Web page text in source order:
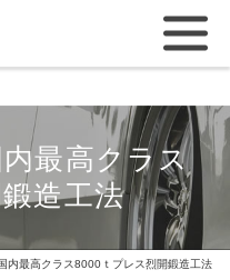
最高クラス
造工法
内最高クラス8000ｔプレス烈開鍛造工法